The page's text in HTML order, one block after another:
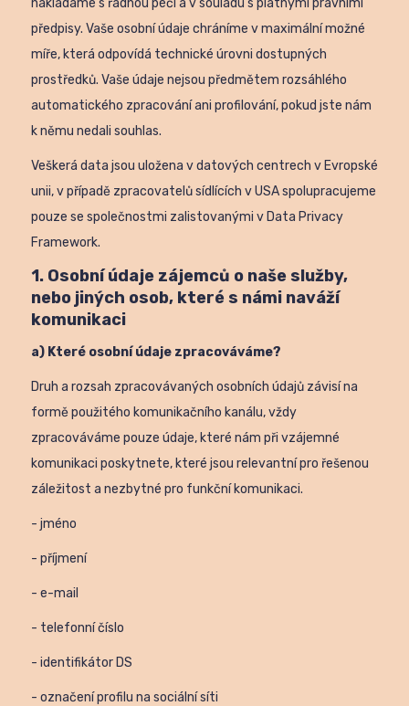
nakládáme s řádnou péčí a v souladu s platnými právními
předpisy. Vaše osobní údaje chráníme v maximální možné
míře, která odpovídá technické úrovni dostupných
prostředků. Vaše údaje nejsou předmětem rozsáhlého
automatického zpracování ani profilování, pokud jste nám
k němu nedali souhlas.
Veškerá data jsou uložena v datových centrech v Evropské
unii, v případě zpracovatelů sídlících v USA spolupracujeme
pouze se společnostmi zalistovanými v Data Privacy
Framework.
1. Osobní údaje zájemců o naše služby,
nebo jiných osob, které s námi naváží
komunikaci
a) Které osobní údaje zpracováváme?
Druh a rozsah zpracovávaných osobních údajů závisí na
formě použitého komunikačního kanálu, vždy
zpracováváme pouze údaje, které nám při vzájemné
komunikaci poskytnete, které jsou relevantní pro řešenou
záležitost a nezbytné pro funkční komunikaci.
- jméno
- příjmení
- e-mail
- telefonní číslo
- identifikátor DS
- označení profilu na sociální síti